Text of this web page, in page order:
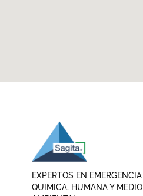
EXPERTOS EN EMERGENCIA
QUIMICA, HUMANA Y MEDIO